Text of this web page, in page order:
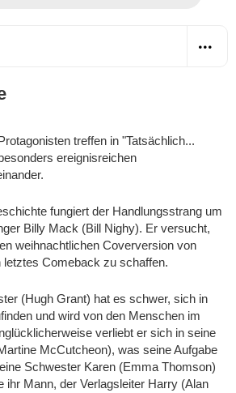
treffen in "Tatsächlich...
ereignisreichen
fungiert der Handlungsstrang um
Billy Mack (Bill Nighy). Er versucht,
weihnachtlichen Coverversion von
letztes Comeback zu schaffen.
(Hugh Grant) hat es schwer, sich in
und wird von den Menschen im
verliebt er sich in seine
McCutcheon), was seine Aufgabe
Schwester Karen (Emma Thomson)
ihr Mann, der Verlagsleiter Harry (Alan